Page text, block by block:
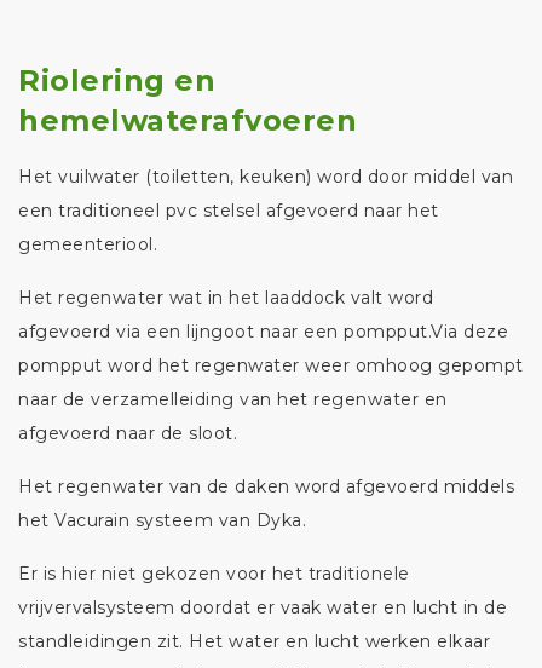
Riolering en
hemelwaterafvoeren
Het vuilwater (toiletten, keuken) word door middel van
een traditioneel pvc stelsel afgevoerd naar het
gemeenteriool.
Het regenwater wat in het laaddock valt word
afgevoerd via een lijngoot naar een pompput.Via deze
pompput word het regenwater weer omhoog gepompt
naar de verzamelleiding van het regenwater en
afgevoerd naar de sloot.
Het regenwater van de daken word afgevoerd middels
het Vacurain systeem van Dyka.
Er is hier niet gekozen voor het traditionele
vrijvervalsysteem doordat er vaak water en lucht in de
standleidingen zit. Het water en lucht werken elkaar